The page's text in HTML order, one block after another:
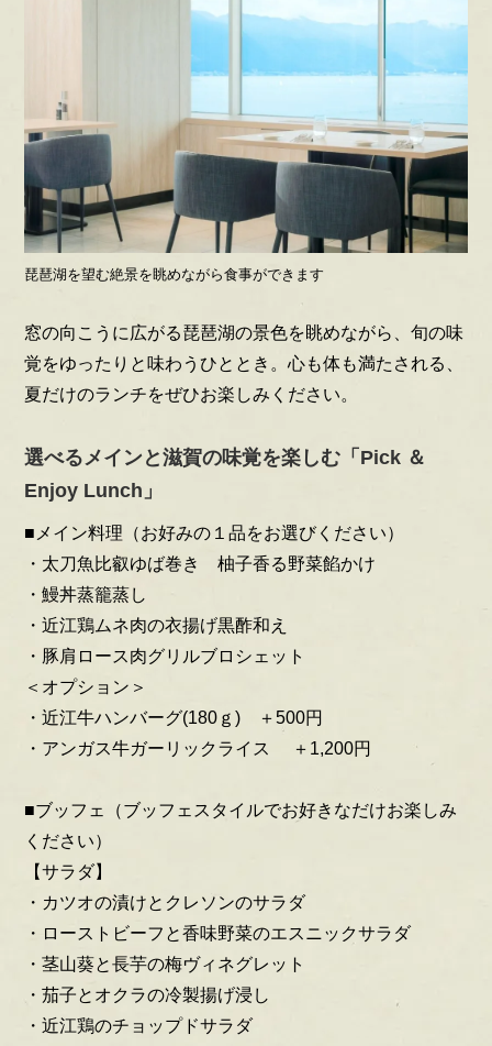
琵琶湖を望む絶景を眺めながら食事ができます
窓の向こうに広がる琵琶湖の景色を眺めながら、旬の味
覚をゆったりと味わうひととき。心も体も満たされる、
夏だけのランチをぜひお楽しみください。
選べるメインと滋賀の味覚を楽しむ「Pick ＆
Enjoy Lunch」
■メイン料理（お好みの１品をお選びください）
・太刀魚比叡ゆば巻き 柚子香る野菜餡かけ
・鰻丼蒸籠蒸し
・近江鶏ムネ肉の衣揚げ黒酢和え
・豚肩ロース肉グリルブロシェット
＜オプション＞
・近江牛ハンバーグ(180ｇ) ＋500円
・アンガス牛ガーリックライス ＋1,200円
■ブッフェ（ブッフェスタイルでお好きなだけお楽しみ
ください）
【サラダ】
・カツオの漬けとクレソンのサラダ
・ローストビーフと香味野菜のエスニックサラダ
・茎山葵と長芋の梅ヴィネグレット
・茄子とオクラの冷製揚げ浸し
・近江鶏のチョップドサラダ